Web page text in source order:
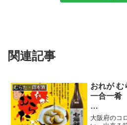
関連記事
むらた・日本酒
おれが む
一合一肴
十六献目
大阪府のコ